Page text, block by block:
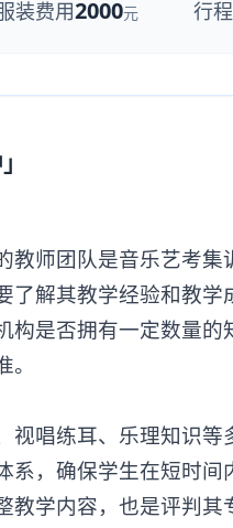
装费用2000元 行
师团队是音乐艺考集
解其教学经验和教学
是否拥有一定数量的
唱练耳、乐理知识等
，确保学生在短时间
学内容，也是评判其